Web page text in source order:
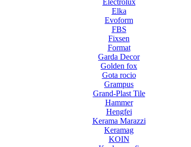
Electrolux
Elka
Evoform
FBS
Fixsen
Format
Garda Decor
Golden fox
Gota rocio
Grampus
Grand-Plast Tile
Hammer
Hengfei
Kerama Marazzi
Keramag
KOIN